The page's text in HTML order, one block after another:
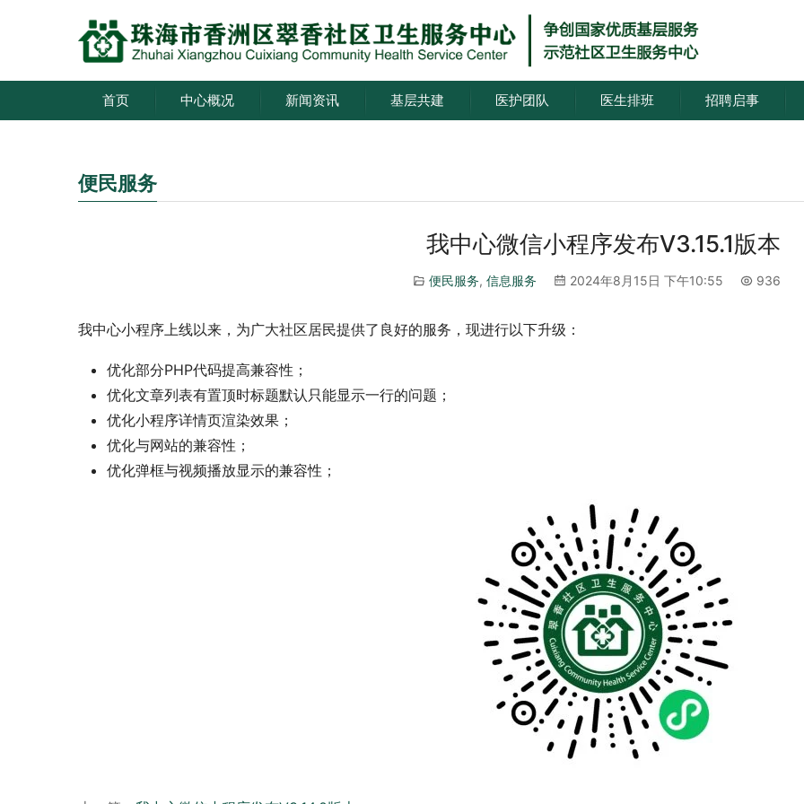
首页 中心概况 新闻资讯 基层共建 医护团队 医生排班 招聘启事
便民服务
我中心微信小程序发布V3.15.1版本
便民服务, 信息服务 2024年8月15日 下午10:55 936
我中心小程序上线以来，为广大社区居民提供了良好的服务，现进行以下升级：
优化部分PHP代码提高兼容性；
优化文章列表有置顶时标题默认只能显示一行的问题；
优化小程序详情页渲染效果；
优化与网站的兼容性；
优化弹框与视频播放显示的兼容性；